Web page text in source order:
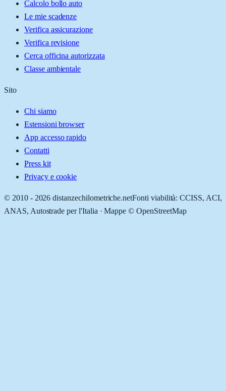
Calcolo bollo auto
Le mie scadenze
Verifica assicurazione
Verifica revisione
Cerca officina autorizzata
Classe ambientale
Sito
Chi siamo
Estensioni browser
App accesso rapido
Contatti
Press kit
Privacy e cookie
© 2010 - 2026 distanzechilometriche.netFonti viabilità: CCISS, ACI,
ANAS, Autostrade per l'Italia · Mappe © OpenStreetMap